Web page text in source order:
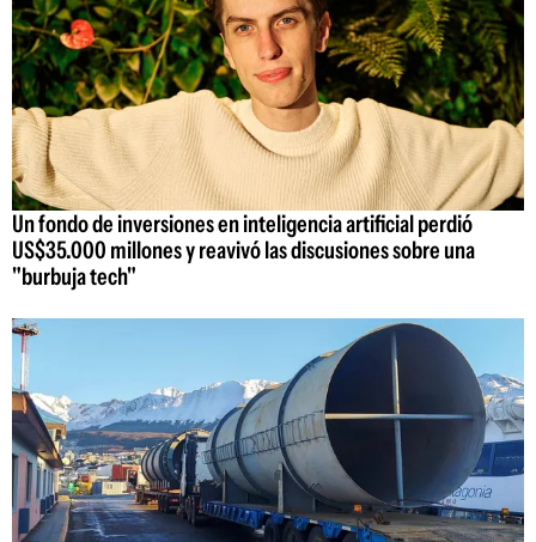
Un fondo de inversiones en inteligencia artificial perdió
US$35.000 millones y reavivó las discusiones sobre una
"burbuja tech"